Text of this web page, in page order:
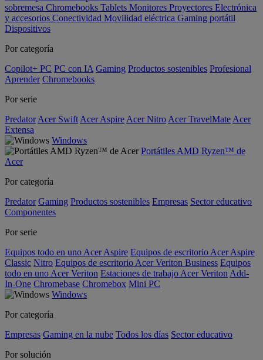
sobremesa Chromebooks Tablets Monitores Proyectores Electrónica
y accesorios Conectividad Movilidad eléctrica Gaming portátil
Dispositivos
Por categoría
Copilot+ PC PC con IA Gaming Productos sostenibles Profesional
Aprender Chromebooks
Por serie
Predator Acer Swift Acer Aspire Acer Nitro Acer TravelMate Acer
Extensa
Windows
Portátiles AMD Ryzen™ de
Acer
Por categoría
Predator Gaming Productos sostenibles Empresas Sector educativo
Componentes
Por serie
Equipos todo en uno Acer Aspire Equipos de escritorio Acer Aspire
Classic Nitro Equipos de escritorio Acer Veriton Business Equipos
todo en uno Acer Veriton Estaciones de trabajo Acer Veriton Add-
In-One Chromebase Chromebox Mini PC
Windows
Por categoría
Empresas Gaming en la nube Todos los días Sector educativo
Por solución